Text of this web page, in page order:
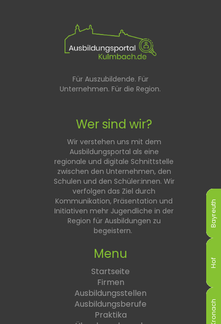
Bayreuth
Hof
Kronach
Bayreuth
Hof
Kronach
Bayreuth
Hof
Kronach
Bayreuth
Hof
Kronach
Bayreuth
Hof
Kronach
Bayreuth
Hof
Kronach
Für Auszubildende. Für
Unternehmen. Für die Region.
Wer sind wir?
Wir verstehen uns mit dem
Ausbildungsportal als eine
regionale und digitale Schnittstelle
zwischen den Unternehmen, den
Schulen und den Schüler:innen. Wir
verfolgen das Ziel durch
Kommunikation, Präsentation und
Initiativen mehr Jugendliche in der
Region für Ausbildungen zu
begeistern.
Menu
Startseite
Firmen
Ausbildungsstellen
Ausbildungsberufe
Praktika